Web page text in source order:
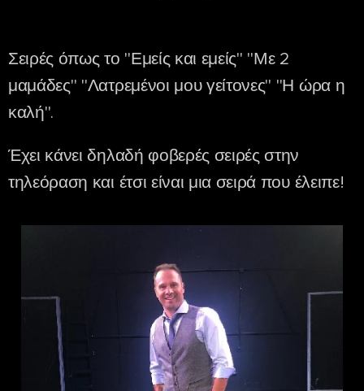
Σειρές όπως το "Εμείς και εμείς" "Με 2
μαμάδες" "Λατρεμένοι μου γείτονες" "Η ώρα η
καλή".
Έχει κάνει δηλαδή φοβερές σειρές στην
τηλεόραση και έτσι είναι μια σειρά που έλειπε!